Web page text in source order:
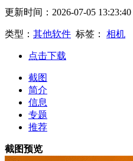
更新时间： 2026-07-05 13:23:40
类型： 其他软件 标签： 相机
点击下载
截图
简介
信息
专题
推荐
截图预览